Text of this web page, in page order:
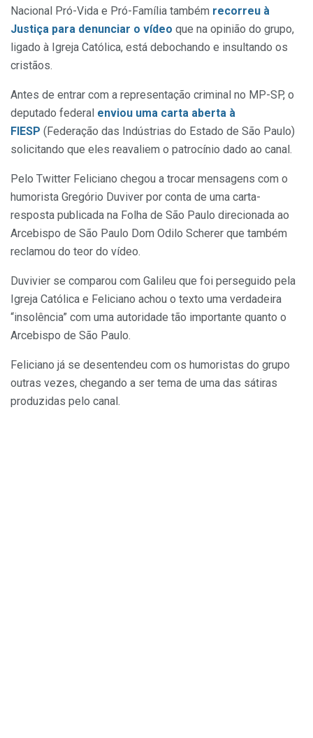
Nacional Pró-Vida e Pró-Família também recorreu à
Justiça para denunciar o vídeo que na opinião do grupo,
ligado à Igreja Católica, está debochando e insultando os
cristãos.
Antes de entrar com a representação criminal no MP-SP, o
deputado federal enviou uma carta aberta à
FIESP (Federação das Indústrias do Estado de São Paulo)
solicitando que eles reavaliem o patrocínio dado ao canal.
Pelo Twitter Feliciano chegou a trocar mensagens com o
humorista Gregório Duviver por conta de uma carta-
resposta publicada na Folha de São Paulo direcionada ao
Arcebispo de São Paulo Dom Odilo Scherer que também
reclamou do teor do vídeo.
Duvivier se comparou com Galileu que foi perseguido pela
Igreja Católica e Feliciano achou o texto uma verdadeira
“insolência” com uma autoridade tão importante quanto o
Arcebispo de São Paulo.
Feliciano já se desentendeu com os humoristas do grupo
outras vezes, chegando a ser tema de uma das sátiras
produzidas pelo canal.